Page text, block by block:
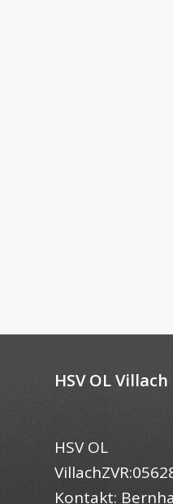
HSV OL Villach
HSV OL
Kontakt: